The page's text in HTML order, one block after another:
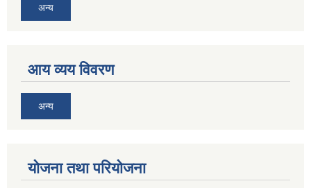
अन्य
आय व्यय विवरण
अन्य
याेजना तथा परियाेजना